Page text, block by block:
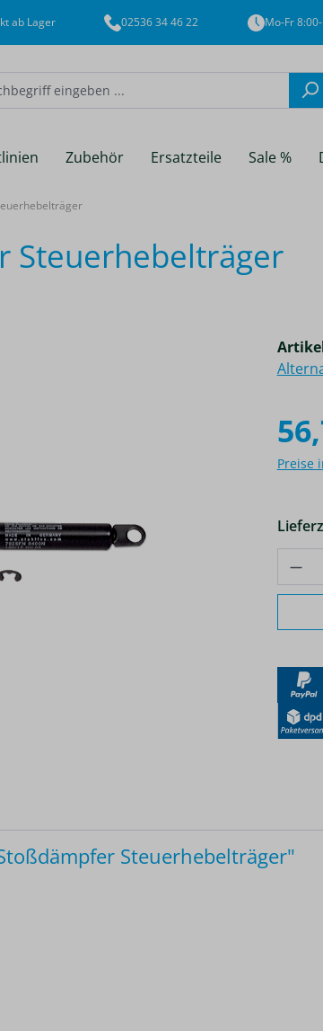
ab Lager 02536 34 46 22 Mo-Fr
Zubehör Ersatzteile Sale %
Steuerhebelträger
Preise
Steuerhebelträger"